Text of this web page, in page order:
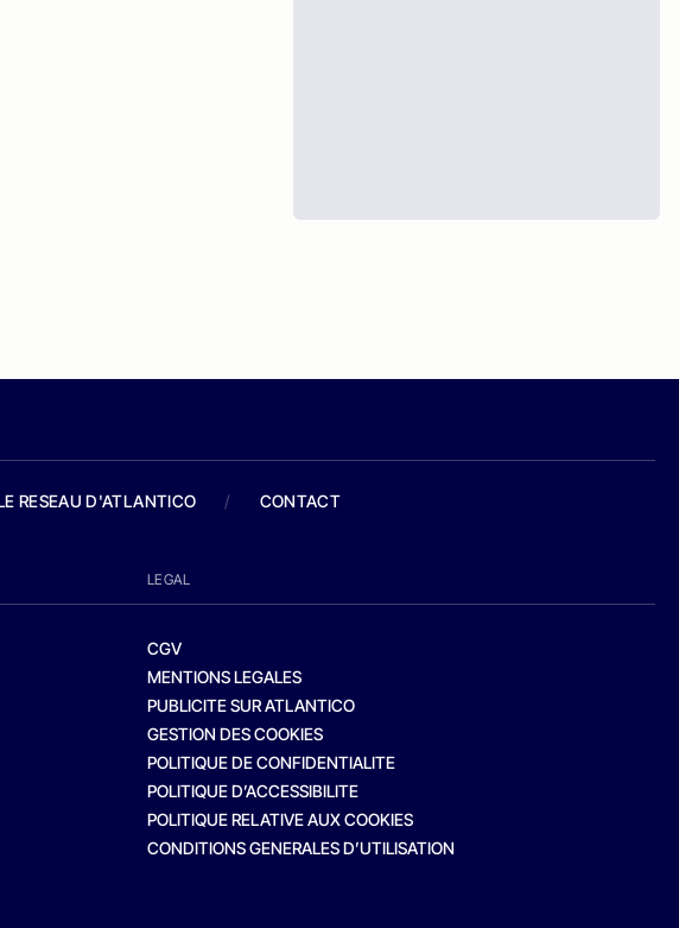
RESEAU D'ATLANTICO / CONTACT
LEGAL
CGV
MENTIONS LEGALES
PUBLICITE SUR ATLANTICO
GESTION DES COOKIES
POLITIQUE DE CONFIDENTIALITE
POLITIQUE D’ACCESSIBILITE
POLITIQUE RELATIVE AUX COOKIES
CONDITIONS GENERALES D’UTILISATION